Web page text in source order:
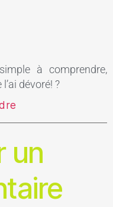
à comprendre,
dévoré! ?
un